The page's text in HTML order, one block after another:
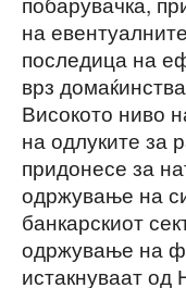
на
последица на
врз
Високото ниво
на одлуките за
придонесе за
одржување на
банкарскиот
одржување на
истакнуваат од